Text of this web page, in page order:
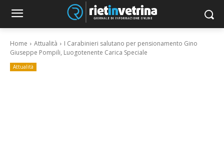
Home Attualità
I Carabinieri salutano per pensionamento Gino
Giuseppe Pompili, Luogotenente Carica Speciale
Attualità